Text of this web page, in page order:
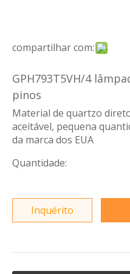
compartilhar com:
GPH793T5VH/4
pinos
Material de quartzo
aceitável, pequena
da marca dos EUA
Quantidade:
Inquérito